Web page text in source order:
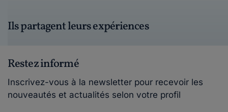
Ils partagent leurs expériences
Restez informé
Inscrivez-vous à la newsletter pour recevoir les
nouveautés et actualités selon votre profil